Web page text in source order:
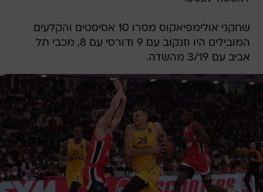
שחקני אולימפיאקוס מסרו 10 אסיסטים והקלעים
המובילים היו וזנקוב עם 9 ודורסי עם 8, מכבי תל
אביב עם 3/19 מהשדה.